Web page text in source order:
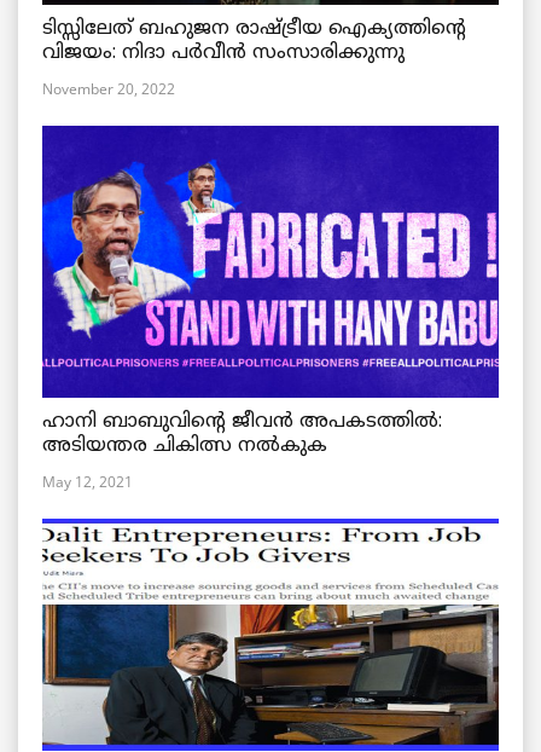
ടിസ്സിലേത് ബഹുജന രാഷ്ട്രീയ ഐക്യത്തിന്റെ
വിജയം: നിദാ പർവീൻ സംസാരിക്കുന്നു
November 20, 2022
ഹാനി ബാബുവിന്റെ ജീവൻ അപകടത്തിൽ:
അടിയന്തര ചികിത്സ നൽകുക
May 12, 2021